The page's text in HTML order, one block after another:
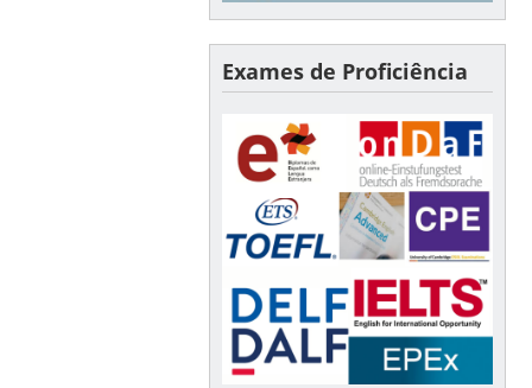
Exames de Proficiência